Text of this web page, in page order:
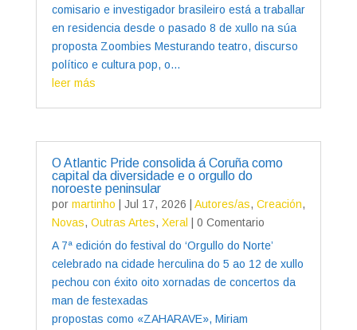
comisario e investigador brasileiro está a traballar
en residencia desde o pasado 8 de xullo na súa
proposta Zoombies Mesturando teatro, discurso
político e cultura pop, o...
leer más
O Atlantic Pride consolida á Coruña como
capital da diversidade e o orgullo do
noroeste peninsular
por martinho Jul 17, 2026 Autores/as, Creación,
Novas, Outras Artes, Xeral
| 0 Comentario
A 7ª edición do festival do ‘Orgullo do Norte’
celebrado na cidade herculina do 5 ao 12 de xullo
pechou con éxito oito xornadas de concertos da
man de festexadas
propostas como «ZAHARAVE», Miriam